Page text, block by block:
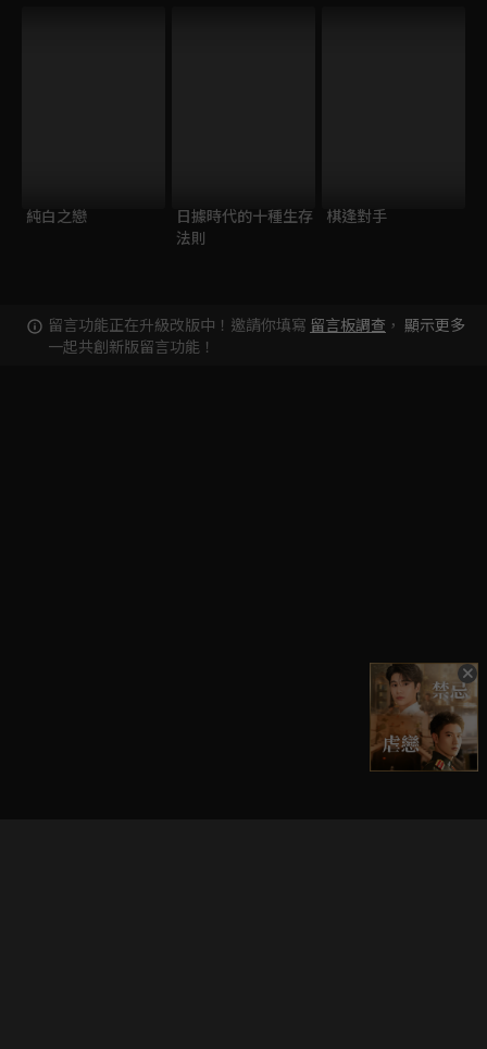
純白之戀
日據時代的十種生存
法則
棋逢對手
留言功能正在升級改版中！邀請你填寫 留言板調查 ，
一起共創新版留言功能！
顯示更多